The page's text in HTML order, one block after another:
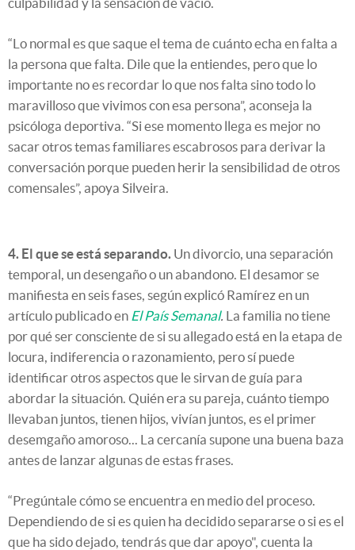
“Lo normal es que saque el tema de cuánto echa en falta a
la persona que falta. Dile que la entiendes, pero que lo
importante no es recordar lo que nos falta sino todo lo
maravilloso que vivimos con esa persona”, aconseja la
psicóloga deportiva. “Si ese momento llega es mejor no
sacar otros temas familiares escabrosos para derivar la
conversación porque pueden herir la sensibilidad de otros
comensales”, apoya Silveira.
4. El que se está separando. Un divorcio, una separación
temporal, un desengaño o un abandono. El desamor se
manifiesta en seis fases, según explicó Ramírez en un
artículo publicado en El País Semanal. La familia no tiene
por qué ser consciente de si su allegado está en la etapa de
locura, indiferencia o razonamiento, pero sí puede
identificar otros aspectos que le sirvan de guía para
abordar la situación. Quién era su pareja, cuánto tiempo
llevaban juntos, tienen hijos, vivían juntos, es el primer
desemgaño amoroso... La cercanía supone una buena baza
antes de lanzar algunas de estas frases.
“Pregúntale cómo se encuentra en medio del proceso.
Dependiendo de si es quien ha decidido separarse o si es el
que ha sido dejado, tendrás que dar apoyo", cuenta la